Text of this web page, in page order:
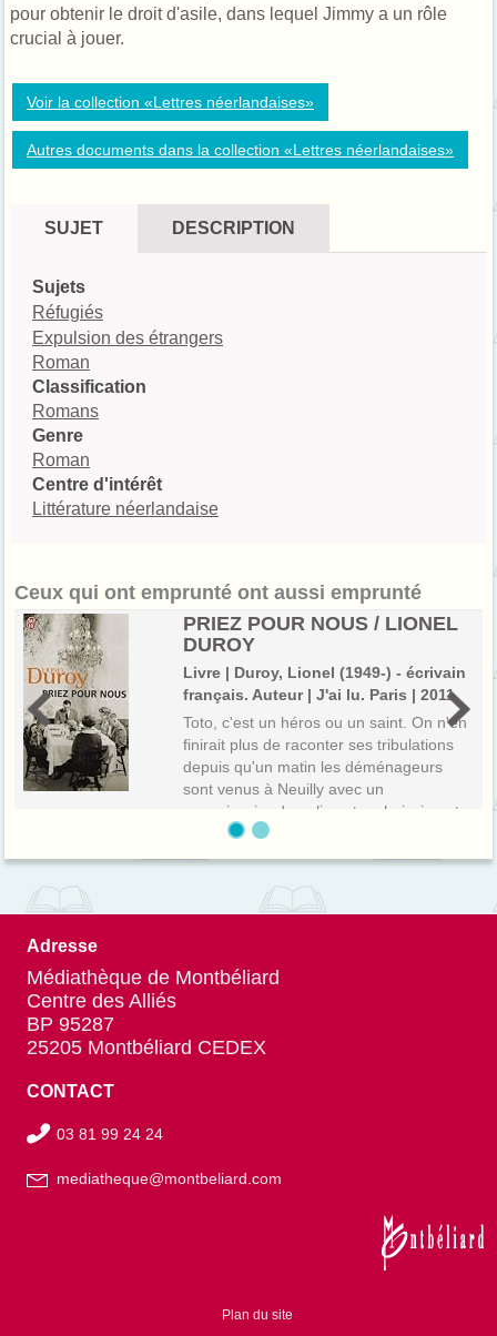
pour obtenir le droit d'asile, dans lequel Jimmy a un rôle
crucial à jouer.
Voir la collection «Lettres néerlandaises»
Autres documents dans la collection «Lettres néerlandaises»
SUJET DESCRIPTION
Sujets
Réfugiés
Expulsion des étrangers
Roman
Classification
Romans
Genre
Roman
Centre d'intérêt
Littérature néerlandaise
Ceux qui ont emprunté ont aussi emprunté
PRIEZ POUR NOUS / LIONEL
DUROY
Livre | Duroy, Lionel (1949-) - écrivain
français. Auteur | J'ai lu. Paris | 2011
Toto, c'est un héros ou un saint. On n'en
finirait plus de raconter ses tribulations
depuis qu'un matin les déménageurs
sont venus à Neuilly avec un
commissaire de police et un huissier, et
qu'on l'a envoyé dans un logement
social...
Adresse
Médiathèque de Montbéliard
Centre des Alliés
BP 95287
25205 Montbéliard CEDEX
CONTACT
03 81 99 24 24
mediatheque@montbeliard.com
Plan du site